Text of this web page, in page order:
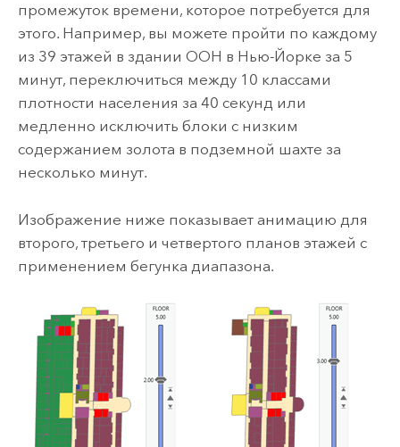
промежуток времени, которое потребуется для
этого. Например, вы можете пройти по каждому
из 39 этажей в здании ООН в Нью-Йорке за 5
минут, переключиться между 10 классами
плотности населения за 40 секунд или
медленно исключить блоки с низким
содержанием золота в подземной шахте за
несколько минут.
Изображение ниже показывает анимацию для
второго, третьего и четвертого планов этажей с
применением бегунка диапазона.